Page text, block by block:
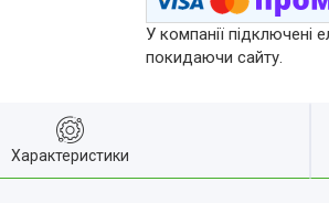
У компанії підключені
покидаючи сайту.
Характеристики